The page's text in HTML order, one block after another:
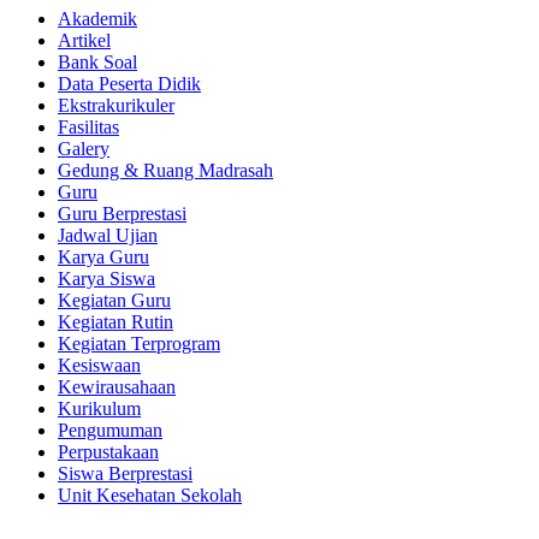
Akademik
Artikel
Bank Soal
Data Peserta Didik
Ekstrakurikuler
Fasilitas
Galery
Gedung & Ruang Madrasah
Guru
Guru Berprestasi
Jadwal Ujian
Karya Guru
Karya Siswa
Kegiatan Guru
Kegiatan Rutin
Kegiatan Terprogram
Kesiswaan
Kewirausahaan
Kurikulum
Pengumuman
Perpustakaan
Siswa Berprestasi
Unit Kesehatan Sekolah